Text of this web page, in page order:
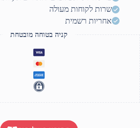
שרות לקוחות מעולה
אחריות רשמית
קניה בטוחה מובטחת